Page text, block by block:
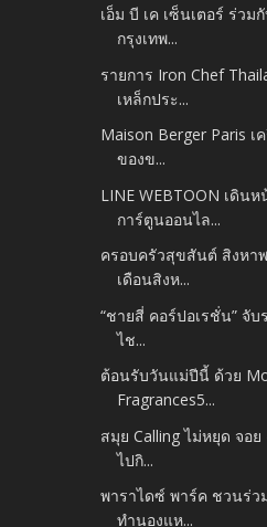
เอ็ม บี เค เซ็นเตอร์ ร่ว
กรุงเทพ...
รายการ Iron Chef
เหล็กประ...
Maison Berger Paris เ
ของข...
LINE WEBTOON เดิน
การ์ตูนออนไล...
ครอบครัวสุขสันต์ สิงหา
เดือนสิงห...
“ชายสี่ คอร์ปอเรชั่น” จั
ไช...
ต้อนรับวันแม่ปีนี้ ด้วย
Fragrances5...
สมุย Calling ไม่หยุด จอ
ไปกิ...
พาราไดซ์ พาร์ค ชวนร่ว
ทำนองแห...